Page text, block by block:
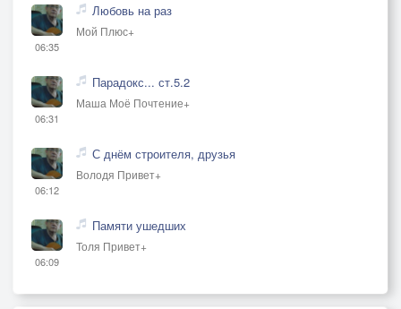
06:35
Любовь на раз
Мой Плюс+
06:31
Парадокс... ст.5.2
Маша Моё Почтение+
06:12
С днём строителя, друзья
Володя Привет+
06:09
Памяти ушедших
Толя Привет+